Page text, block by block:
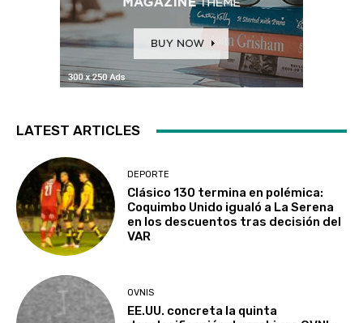
LATEST ARTICLES
DEPORTE
Clásico 130 termina en polémica:
Coquimbo Unido igualó a La Serena
en los descuentos tras decisión del
VAR
OVNIS
EE.UU. concreta la quinta